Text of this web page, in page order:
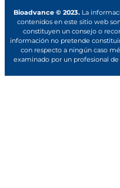
Bioadvance © 2023.La
contenidos en este sitio web
constituyen un consejo o
información no pretende
con respecto a ningún caso
examinado por un profesional